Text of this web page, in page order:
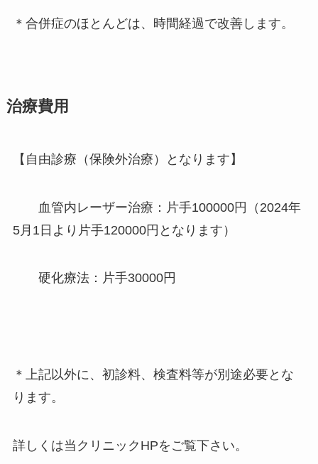
＊合併症のほとんどは、時間経過で改善します。
治療費用
【自由診療（保険外治療）となります】
血管内レーザー治療：片手100000円（2024年
5月1日より片手120000円となります）
硬化療法：片手30000円
＊上記以外に、初診料、検査料等が別途必要とな
ります。
詳しくは当クリニックHPをご覧下さい。